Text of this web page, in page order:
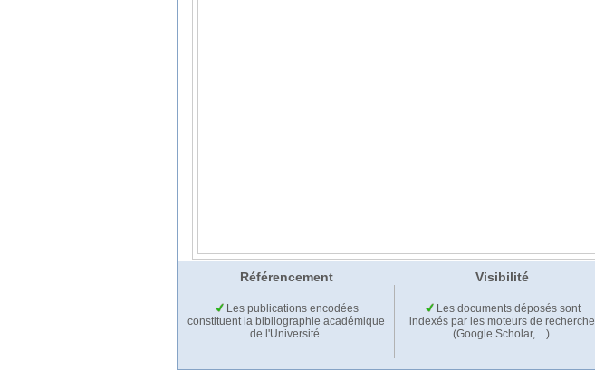
Référencement Visibilité
Les publications encodées
constituent la bibliographie académique
de l'Université.
Les documents déposés sont
indexés par les moteurs de recherche
(Google Scholar,…).